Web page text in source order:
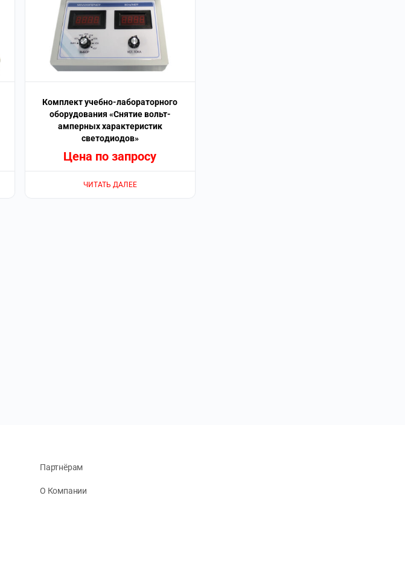
Комплект учебно-лабораторного
оборудования «Снятие вольт-
амперных характеристик
светодиодов»
Цена по запросу
ЧИТАТЬ ДАЛЕЕ
Партнёрам
О Компании